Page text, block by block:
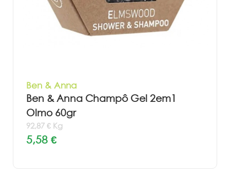
Ben & Anna
Ben & Anna Champô Gel 2em1
Olmo 60gr
92,87 € Kg
5,58 €